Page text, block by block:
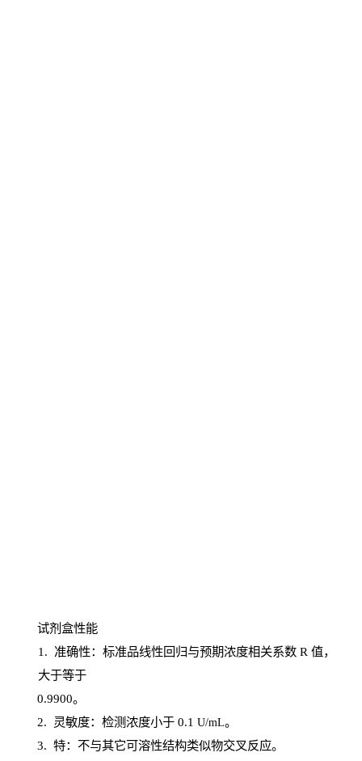
试剂盒性能
1 . 准确性：标准品线性回归与预期浓度相关系数 R 值，
大于等于
0.9900。
2. 灵敏度：检测浓度小于0.1 U/mL。
3. 特：不与其它可溶性结构类似物交叉反应。